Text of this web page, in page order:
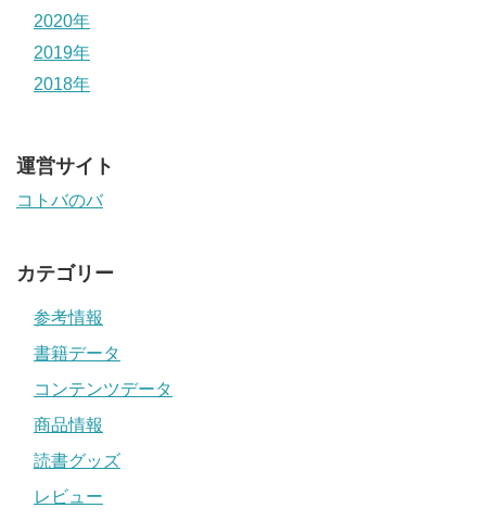
2020年
2019年
2018年
運営サイト
コトバのバ
カテゴリー
参考情報
書籍データ
コンテンツデータ
商品情報
読書グッズ
レビュー